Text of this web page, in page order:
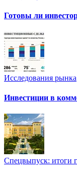
Готовы ли
Исследования рынка
Инвестиции в
Спецвыпуск: итоги